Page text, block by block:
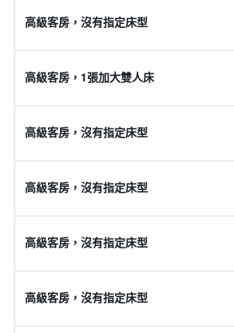
高級客房，沒有指定床型
高級客房，1張加大雙人床
高級客房，沒有指定床型
高級客房，沒有指定床型
高級客房，沒有指定床型
高級客房，沒有指定床型